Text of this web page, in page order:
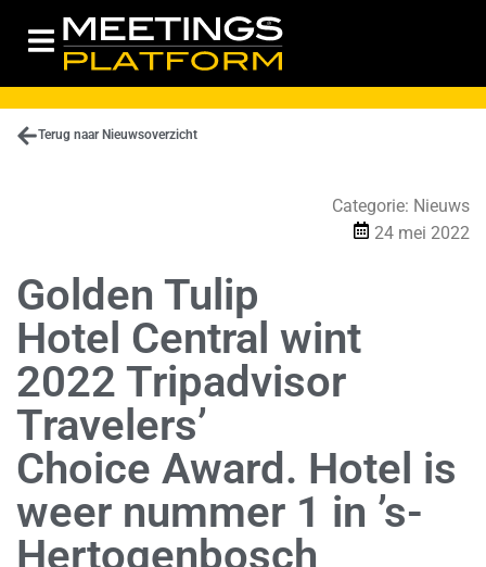
Terug naar Nieuwsoverzicht
Categorie: Nieuws
24 mei 2022
Golden Tulip
Hotel Central wint
2022 Tripadvisor
Travelers’
Choice Award. Hotel is
weer nummer 1 in ’s-
Hertogenbosch